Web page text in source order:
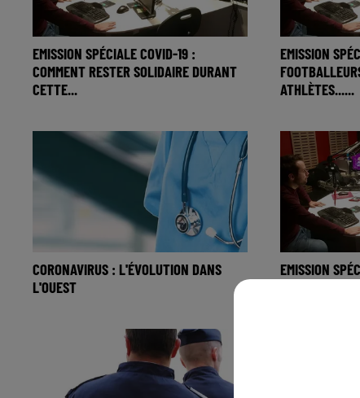
EMISSION SPÉCIALE COVID-19 :
COMMENT RESTER SOLIDAIRE DURANT
CETTE...
EMISSION
ATHLÈTES......
CORONAVIRUS : L'ÉVOLUTION DANS
L'OUEST
EMISSION